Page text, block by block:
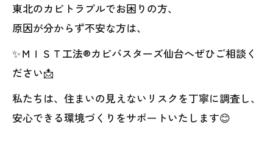
東北のカビトラブルでお困りの方、
原因が分からず不安な方は、
✨ＭＩＳＴ工法®カビバスターズ仙台へぜひご相談く
ださい📩
私たちは、住まいの見えないリスクを丁寧に調査し、
安心できる環境づくりをサポートいたします😊